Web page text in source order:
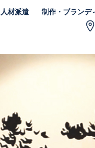
材派遣 制作・ブランデ